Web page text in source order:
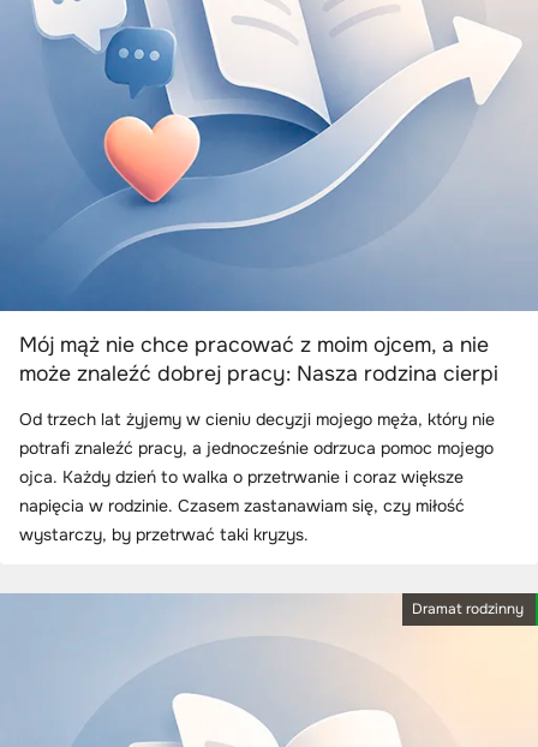
Mój mąż nie chce pracować z moim ojcem, a nie
może znaleźć dobrej pracy: Nasza rodzina cierpi
Od trzech lat żyjemy w cieniu decyzji mojego męża, który nie
potrafi znaleźć pracy, a jednocześnie odrzuca pomoc mojego
ojca. Każdy dzień to walka o przetrwanie i coraz większe
napięcia w rodzinie. Czasem zastanawiam się, czy miłość
wystarczy, by przetrwać taki kryzys.
Dramat rodzinny